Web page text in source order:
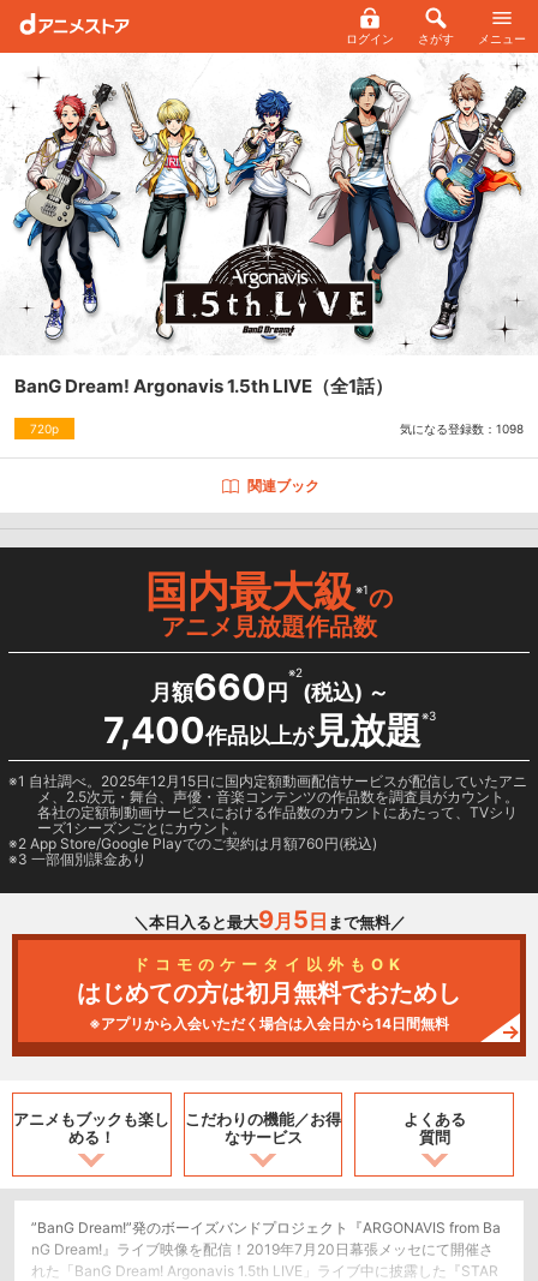
ログイン さがす メニュー
BanG Dream! Argonavis 1.5th LIVE （全1話）
720p 気になる登録数： 1098
関連ブック
国内最大級※1の
アニメ見放題作品数
月額660 円
※2
(税込) ～
7,400作品以上が見放題※3
1 自社調べ。2025年12月15日に国内定額動画配信サービスが配信していたアニ
メ、2.5次元・舞台、声優・音楽コンテンツの作品数を調査員がカウント。
各社の定額制動画サービスにおける作品数のカウントにあたって、TVシリ
ーズ1シーズンごとにカウント。
2 App Store/Google Playでのご契約は月額760円(税込)
3 一部個別課金あり
＼本日入ると最大9月 5 日 まで無料／
ドコモのケータイ以外もOK
はじめての方は初月無料でおためし
※アプリから入会いただく場合は入会日から14日間無料
アニメもブックも楽し
める！
こだわりの機能／お得
なサービス
よくある
質問
”BanG Dream!”発のボーイズバンドプロジェクト『ARGONAVIS from Ba
nG Dream!』ライブ映像を配信！2019年7月20日幕張メッセにて開催さ
れた「BanG Dream! Argonavis 1.5th LIVE」ライブ中に披露した『STAR